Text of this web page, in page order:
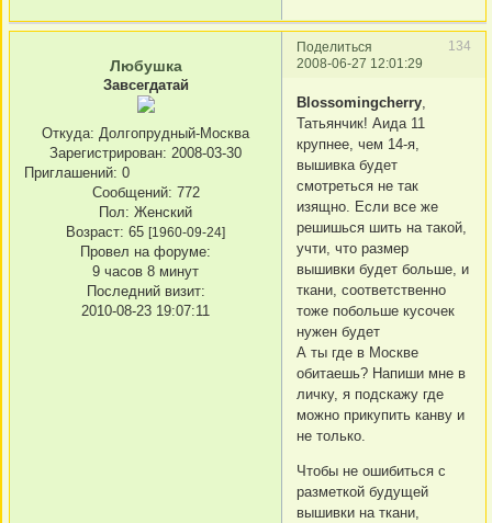
Поделиться
134
2008-06-27 12:01:29
Любушка
Завсегдатай
Откуда: Долгопрудный-Москва
Зарегистрирован: 2008-03-30
Приглашений: 0
Сообщений: 772
Пол: Женский
Возраст: 65 [1960-09-24]
Провел на форуме:
9 часов 8 минут
Последний визит:
2010-08-23 19:07:11
Blossomingcherry
Татьянчик! Аида 11
крупнее, чем 14-я,
вышивка будет
смотреться не так
изящно. Если все же
решишься шить на такой,
учти, что размер
вышивки будет больше, и
ткани, соответственно
тоже побольше кусочек
нужен будет
А ты где в Москве
обитаешь? Напиши мне в
личку, я подскажу где
можно прикупить канву и
не только.
Чтобы не ошибиться с
разметкой будущей
вышивки на ткани,